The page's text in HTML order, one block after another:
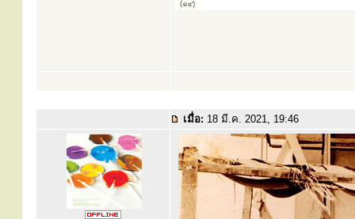
เมื่อ: 18 มี.ค. 2021, 19:46